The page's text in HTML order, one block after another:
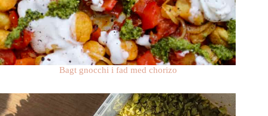
Bagt gnocchi i fad med chorizo